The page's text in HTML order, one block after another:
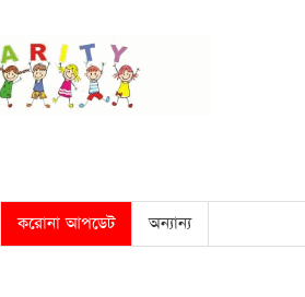
করোনা আপডেট অন্যান্য